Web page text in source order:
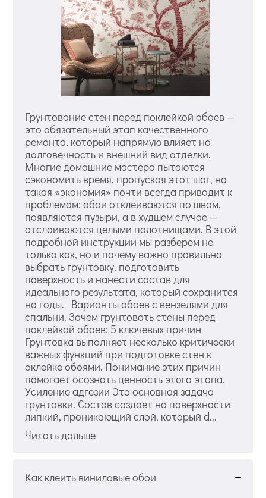
Грунтование стен перед поклейкой обоев —
это обязательный этап качественного
ремонта, который напрямую влияет на
долговечность и внешний вид отделки.
Многие домашние мастера пытаются
сэкономить время, пропуская этот шаг, но
такая «экономия» почти всегда приводит к
проблемам: обои отклеиваются по швам,
появляются пузыри, а в худшем случае —
отслаиваются целыми полотнищами. В этой
подробной инструкции мы разберем не
только как, но и почему важно правильно
выбрать грунтовку, подготовить
поверхность и нанести состав для
идеального результата, который сохранится
на годы. Варианты обоев с вензелями для
спальни. Зачем грунтовать стены перед
поклейкой обоев: 5 ключевых причин
Грунтовка выполняет несколько критически
важных функций при подготовке стен к
оклейке обоями. Понимание этих причин
помогает осознать ценность этого этапа.
Усиление адгезии Это основная задача
грунтовки. Состав создает на поверхности
липкий, проникающий слой, который d...
Читать дальше
Как клеить виниловые обои